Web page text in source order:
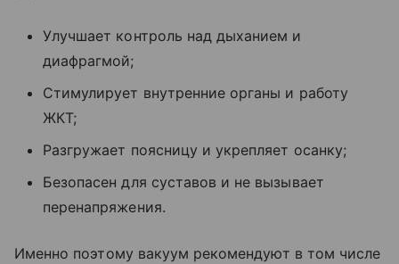
Улучшает контроль над дыханием и
диафрагмой;
Стимулирует внутренние органы и работу
ЖКТ;
Разгружает поясницу и укрепляет осанку;
Безопасен для суставов и не вызывает
перенапряжения.
Именно поэтому вакуум рекомендуют в том числе